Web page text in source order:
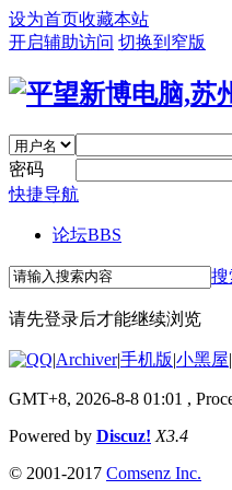
设为首页收藏本站
开启辅助访问 切换到窄版
密码
快捷导航
论坛BBS
搜
请先登录后才能继续浏览
|Archiver|手机版|小黑屋|
GMT+8, 2026-8-8 01:01 ,
Powered by Discuz! X3.4
© 2001-2017 Comsenz Inc.